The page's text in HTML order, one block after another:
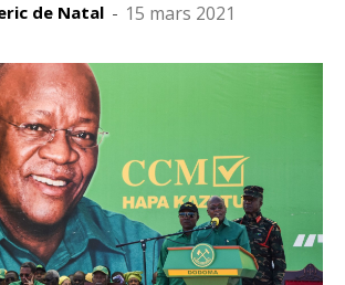
de Natal - 15 mars 2021